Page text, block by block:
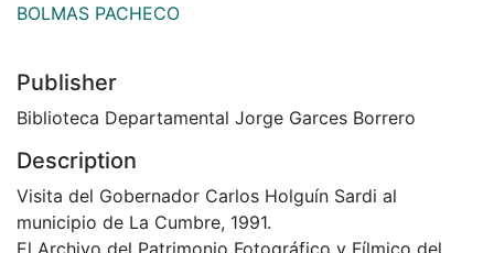
BOLMAS PACHECO
Publisher
Biblioteca Departamental Jorge Garces Borrero
Description
Visita del Gobernador Carlos Holguín Sardi al
municipio de La Cumbre, 1991.
El Archivo del Patrimonio Fotográfico y Fílmico del